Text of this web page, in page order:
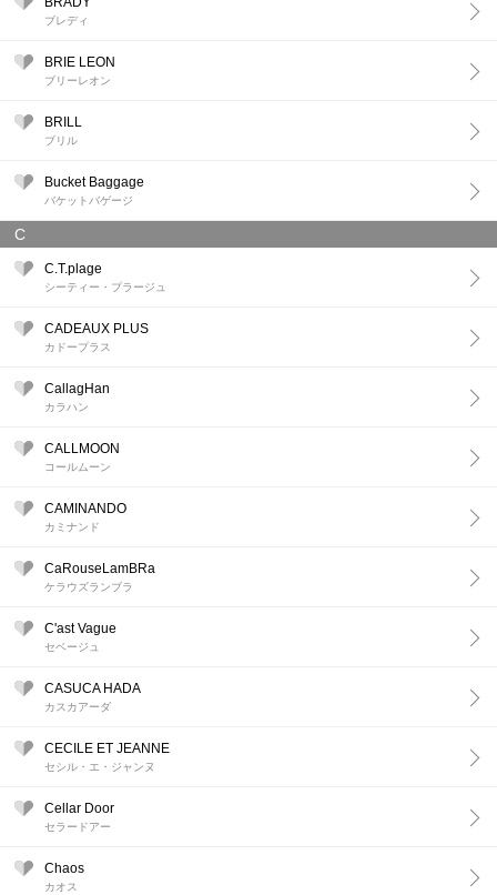
ブレディ
BRIE LEON
ブリーレオン
BRILL
ブリル
Bucket Baggage
バケットバゲージ
C
C.T.plage
シーティー・プラージュ
CADEAUX PLUS
カドープラス
CallagHan
カラハン
CALLMOON
コールムーン
CAMINANDO
カミナンド
CaRouseLamBRa
ケラウズランブラ
C'ast Vague
セベージュ
CASUCA HADA
カスカアーダ
CECILE ET JEANNE
セシル・エ・ジャンヌ
Cellar Door
セラードアー
Chaos
カオス